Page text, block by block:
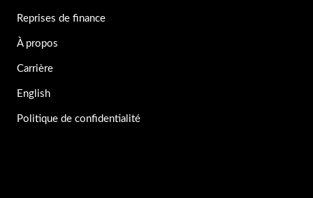
Reprises de finance
À propos
Carrière
English
Politique de confidentialité